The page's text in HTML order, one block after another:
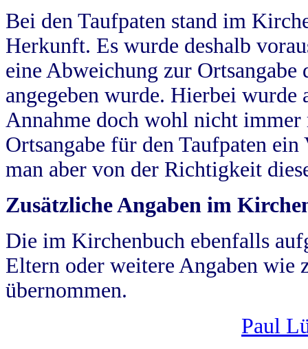
Bei den Taufpaten stand im
Herkunft. Es wurde deshalb
eine Abweichung zur
angegeben wurde. Hierbei wurde
Annahme doch wohl nicht
Ortsangabe für den Taufpaten
man aber von der Richtigkeit
Zusätzliche Angaben im
Die im Kirchenbuch ebenfalls
Eltern oder weitere Angaben wie
übernommen.
Paul